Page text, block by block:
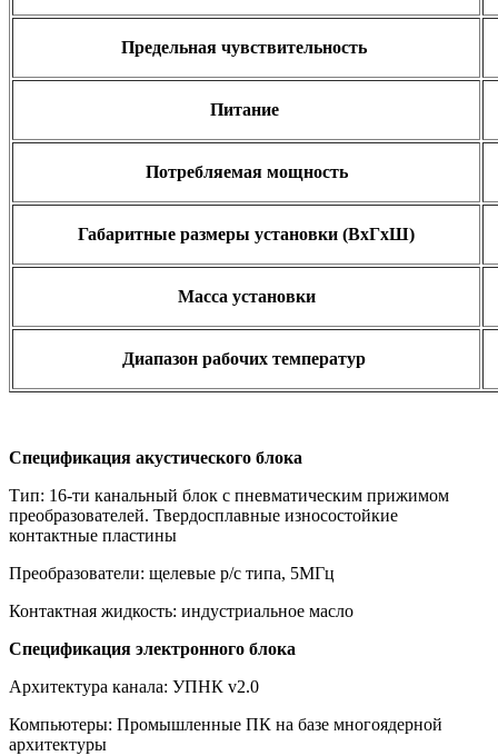
Предельная чувствительность
Питание
Потребляемая мощность
Габаритные размеры установки (ВхГхШ)
Масса установки
Диапазон рабочих температур
Спецификация акустического блока
Тип: 16-ти канальный блок с пневматическим прижимом
преобразователей. Твердосплавные износостойкие
контактные пластины
Преобразователи: щелевые р/с типа, 5МГц
Контактная жидкость: индустриальное масло
Спецификация электронного блока
Архитектура канала: УПНК v2.0
Компьютеры: Промышленные ПК на базе многоядерной
архитектуры